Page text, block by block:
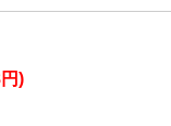
)